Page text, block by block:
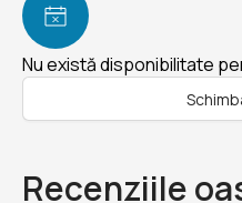
Nu există disponibilitate
Recenziile